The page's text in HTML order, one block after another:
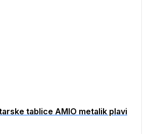
tablice AMIO metalik plavi